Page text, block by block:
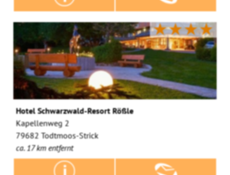
★★★★
Hotel Schwarzwald-Resort Rößle
Kapellenweg 2
79682 Todtmoos-Strick
ca. 17 km entfernt